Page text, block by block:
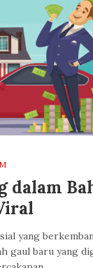
dalam
yang
gaul baru yang